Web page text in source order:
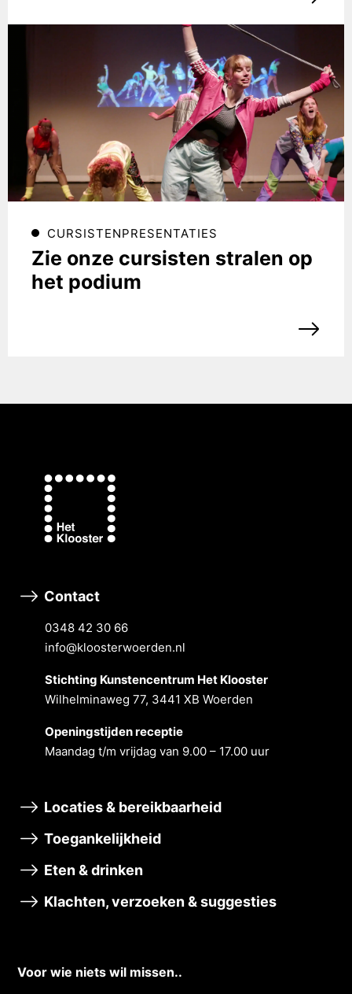
CURSISTENPRESENTATIES
Zie onze cursisten stralen op
het podium
Contact
0348 42 30 66
info@kloosterwoerden.nl
Stichting Kunstencentrum Het Klooster
Wilhelminaweg 77, 3441 XB Woerden
Openingstĳden receptie
Maandag t/m vrĳdag van 9.00 – 17.00 uur
Locaties & bereikbaarheid
Toegankelijkheid
Eten & drinken
Klachten, verzoeken & suggesties
Voor wie niets wil missen..